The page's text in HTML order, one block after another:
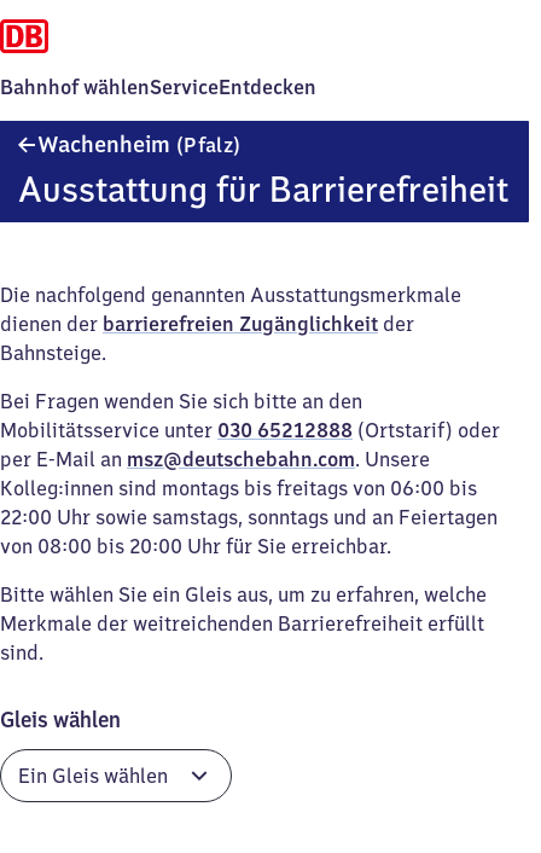
Bahnhof wählenServiceEntdecken
Wachenheim (Pfalz)
Ausstattung für Barrierefreiheit
Die nachfolgend genannten Ausstattungsmerkmale
dienen der barrierefreien Zugänglichkeit der
Bahnsteige.
Bei Fragen wenden Sie sich bitte an den
Mobilitätsservice unter 030 65212888 (Ortstarif) oder
per E-Mail an msz@deutschebahn.com. Unsere
Kolleg:innen sind montags bis freitags von 06:00 bis
22:00 Uhr sowie samstags, sonntags und an Feiertagen
von 08:00 bis 20:00 Uhr für Sie erreichbar.
Bitte wählen Sie ein Gleis aus, um zu erfahren, welche
Merkmale der weitreichenden Barrierefreiheit erfüllt
sind.
Gleis wählen